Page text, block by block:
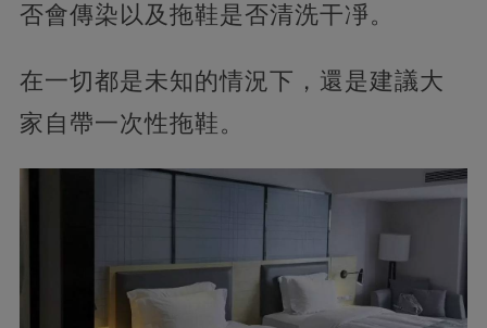
否會傳染以及拖鞋是否清洗干凈。
在一切都是未知的情況下，還是建議大
家自帶一次性拖鞋。